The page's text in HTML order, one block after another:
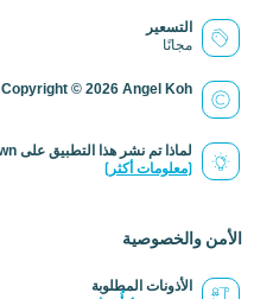
التسعير
مجانًا
Copyright © 2026 Angel Koh
لماذا تم نشر هذا التطبيق على Uptodown؟
(معلومات أكثر)
الأمن والخصوصية
الأذونات المطلوبة